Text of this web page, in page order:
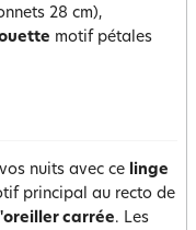
28 cm),
motif pétales
nuits avec ce linge
principal au recto de
carrée. Les